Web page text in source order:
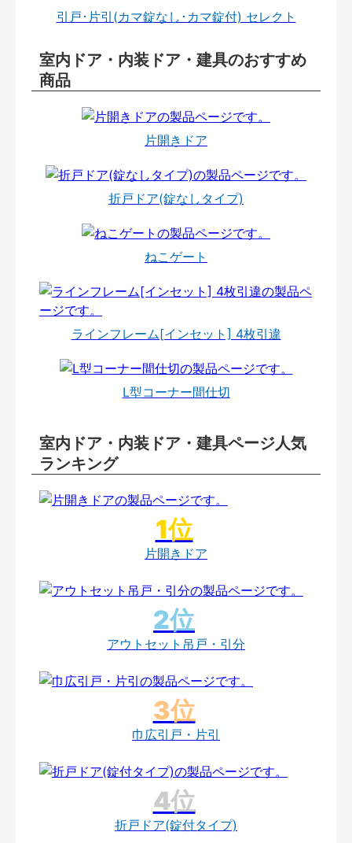
引戸･片引(カマ錠なし･カマ錠付) セレクト
室内ドア・内装ドア・建具のおすすめ
商品
片開きドア
折戸ドア(錠なしタイプ)
ねこゲート
ラインフレーム[インセット] 4枚引違
L型コーナー間仕切
室内ドア・内装ドア・建具ページ人気
ランキング
片開きドア
アウトセット吊戸・引分
巾広引戸・片引
折戸ドア(錠付タイプ)